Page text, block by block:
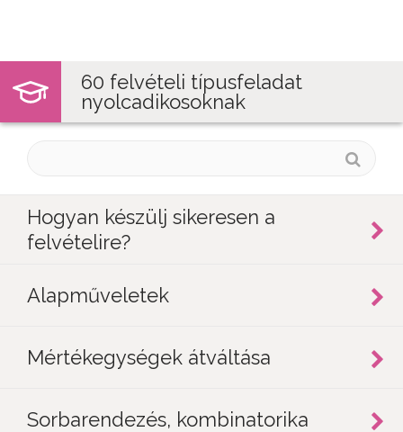
60 felvételi típusfeladat
nyolcadikosoknak
Hogyan készülj sikeresen a
felvételire?
Alapműveletek
Mértékegységek átváltása
Sorbarendezés, kombinatorika